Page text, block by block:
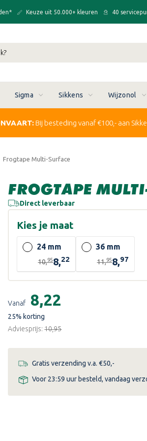
Keuze uit 50.000+ kleuren 40
Sigma Sikkens Wijzonol
Bij besteding vanaf €100,- aan
Frogtape Multi-Surface
FROGTAPE
Direct leverbaar
Kies je maat
24 mm
10,958,22
36 mm
11,958,97
Huidige
Vanaf €8,22
25% korting
Adviesprijs:€10,95
Gratis verzending v.a. €50,-
Voor 23:59 uur besteld, vandaag